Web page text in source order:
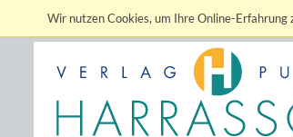
Wir nutzen Cookies, um Ihre Online-